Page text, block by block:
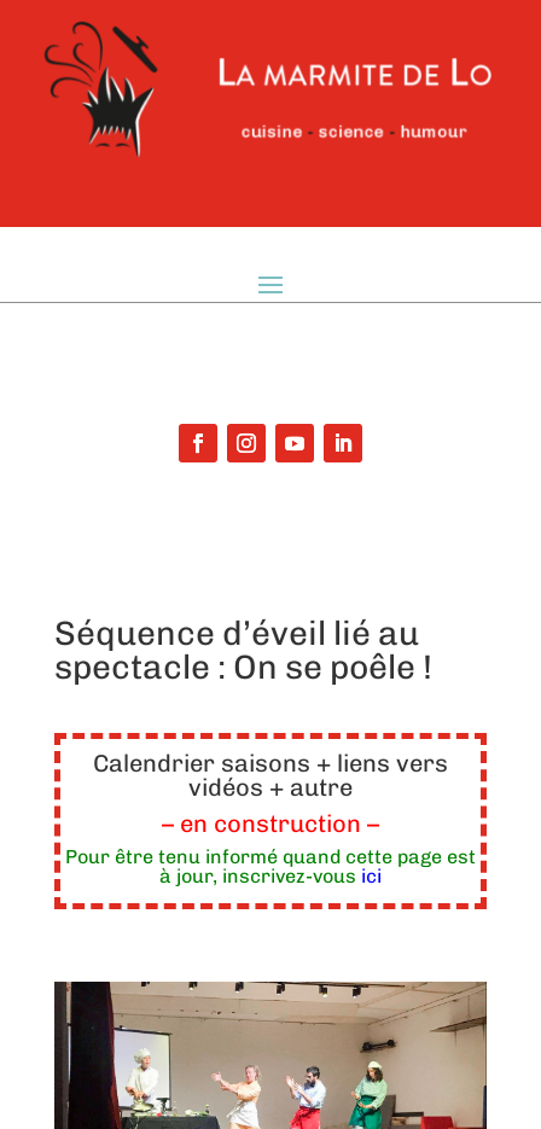
Séquence d’éveil lié au
spectacle : On se poêle !
Calendrier saisons + liens vers
vidéos + autre
– en construction –
Pour être tenu informé quand cette page est
à jour, inscrivez-vous ici